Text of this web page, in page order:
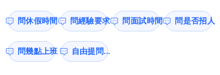
問休假時間 問經驗要求 問面試時間 問是否招人
問幾點上班 自由提問...